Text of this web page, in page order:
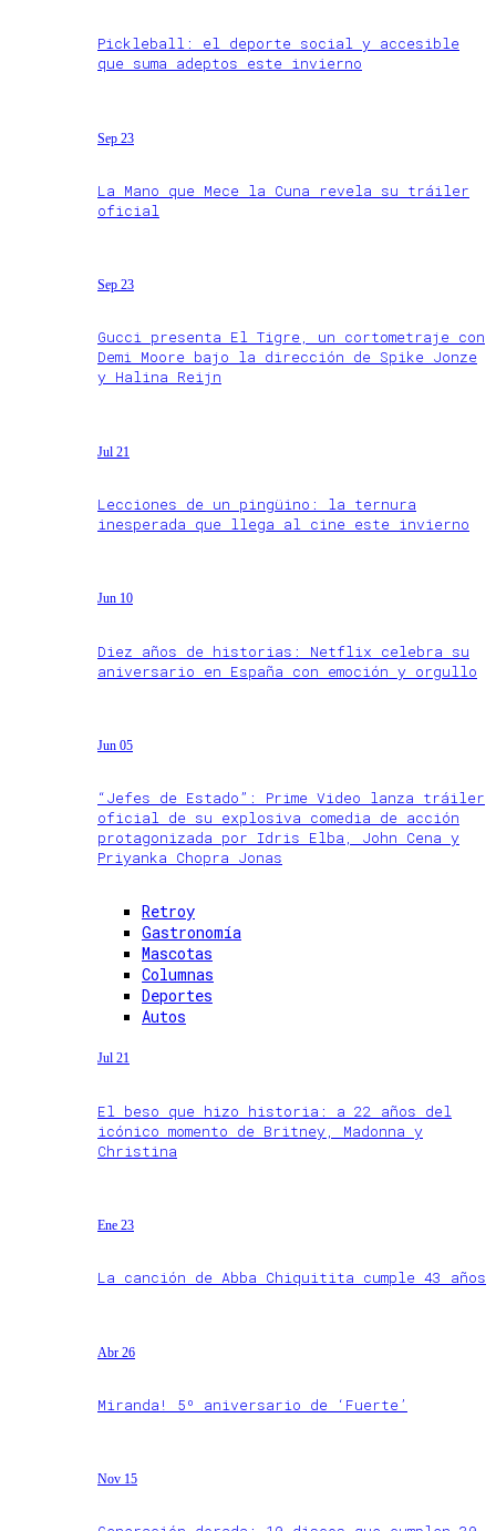
Pickleball: el deporte social y accesible
que suma adeptos este invierno
Sep 23
La Mano que Mece la Cuna revela su tráiler
oficial
Sep 23
Gucci presenta El Tigre, un cortometraje con
Demi Moore bajo la dirección de Spike Jonze
y Halina Reijn
Jul 21
Lecciones de un pingüino: la ternura
inesperada que llega al cine este invierno
Jun 10
Diez años de historias: Netflix celebra su
aniversario en España con emoción y orgullo
Jun 05
“Jefes de Estado”: Prime Video lanza tráiler
oficial de su explosiva comedia de acción
protagonizada por Idris Elba, John Cena y
Priyanka Chopra Jonas
Retroy
Gastronomía
Mascotas
Columnas
Deportes
Autos
Jul 21
El beso que hizo historia: a 22 años del
icónico momento de Britney, Madonna y
Christina
Ene 23
La canción de Abba Chiquitita cumple 43 años
Abr 26
Miranda! 5º aniversario de ‘Fuerte’
Nov 15